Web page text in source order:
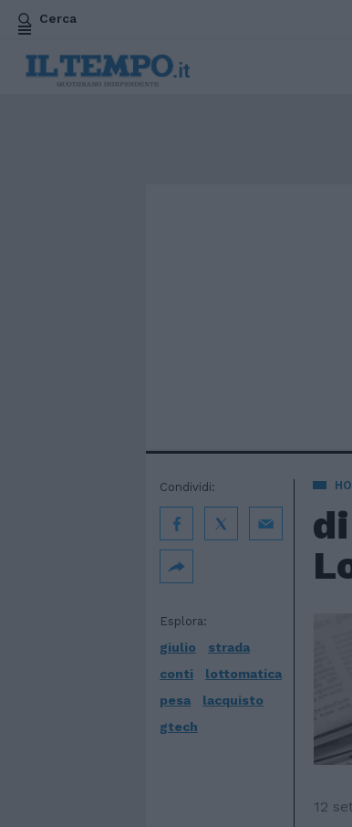
Cerca
Esplora:
giulio
strada
conti
lottomatica
pesa
lacquisto
gtech
Condividi:
12